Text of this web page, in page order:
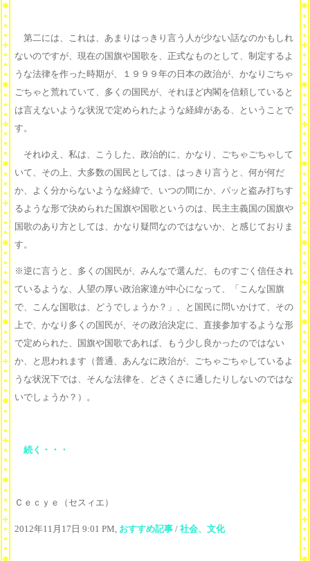
第二には、これは、あまりはっきり言う人が少ない話なのかもしれ
ないのですが、現在の国旗や国歌を、正式なものとして、制定するよ
うな法律を作った時期が、１９９９年の日本の政治が、かなりごちゃ
ごちゃと荒れていて、多くの国民が、それほど内閣を信頼していると
は言えないような状況で定められたような経緯がある、ということで
す。
それゆえ、私は、こうした、政治的に、かなり、ごちゃごちゃして
いて、その上、大多数の国民としては、はっきり言うと、何が何だ
か、よく分からないような経緯で、いつの間にか、パッと盗み打ちす
るような形で決められた国旗や国歌というのは、民主主義国の国旗や
国歌のあり方としては、かなり疑問なのではないか、と感じておりま
す。
※逆に言うと、多くの国民が、みんなで選んだ、ものすごく信任され
ているような、人望の厚い政治家達が中心になって、「こんな国旗
で、こんな国歌は、どうでしょうか？」、と国民に問いかけて、その
上で、かなり多くの国民が、その政治決定に、直接参加するような形
で定められた、国旗や国歌であれば、もう少し良かったのではない
か、と思われます（普通、あんなに政治が、ごちゃごちゃしているよ
うな状況下では、そんな法律を、どさくさに通したりしないのではな
いでしょうか？）。
続く・・・
Ｃｅｃｙｅ（セスィエ）
2012年11月17日 9:01 PM, おすすめ記事 / 社会、文化